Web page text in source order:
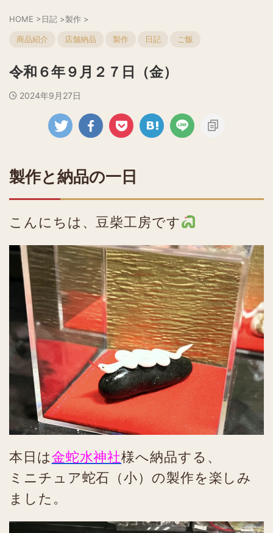
HOME >日記 >製作 >
商品紹介 店舗納品 製作 日記 ご飯
令和６年９月２７日（金）
2024年9月27日
製作と納品の一日
こんにちは、豆柴工房です
本日は金蛇水神社様へ納品する、
ミニチュア蛇石（小）の製作を楽しみ
ました。